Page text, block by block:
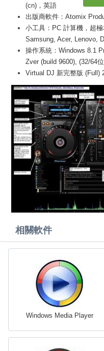
(cn)，英語
出版商軟件：Atomix
小工具：PC 計算機，超
Samsung, Acer, Lenovo,
操作系統：Windows 8.1
Zver (build 9600), (32/64
Virtual DJ 新完整版 (Full)
相關軟件
Windows Media Player